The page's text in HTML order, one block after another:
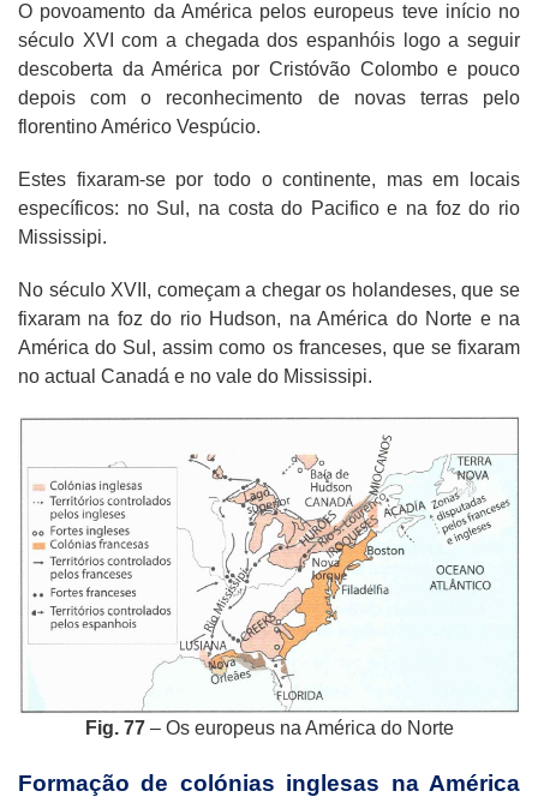
O povoamento da América pelos europeus teve início no
século XVI com a chegada dos espanhóis logo a seguir
descoberta da América por Cristóvão Colombo e pouco
depois com o reconhecimento de novas terras pelo
florentino Américo Vespúcio.
Estes fixaram-se por todo o continente, mas em locais
específicos: no Sul, na costa do Pacifico e na foz do rio
Mississipi.
No século XVII, começam a chegar os holandeses, que se
fixaram na foz do rio Hudson, na América do Norte e na
América do Sul, assim como os franceses, que se fixaram
no actual Canadá e no vale do Mississipi.
Fig. 77– Os europeus na América do Norte
Formação de colónias inglesas na América